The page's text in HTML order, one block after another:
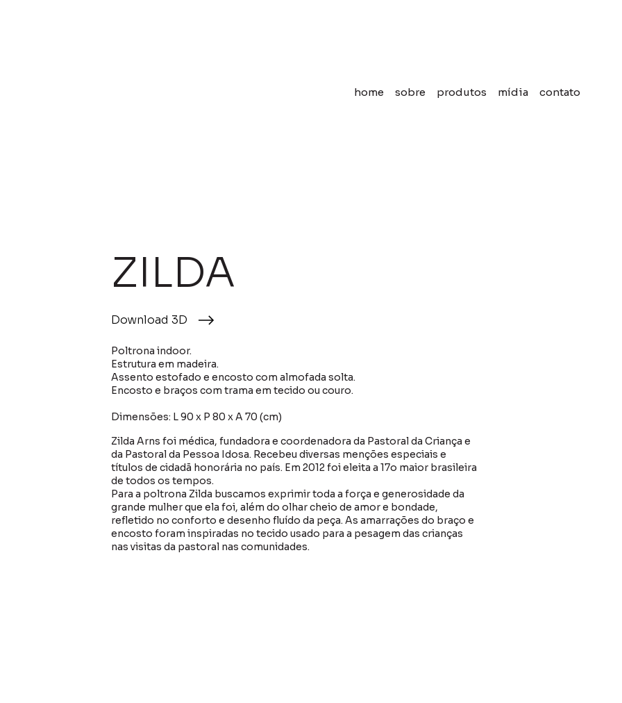
home sobre produtos mídia contato
ZILDA
Download 3D
Poltrona indoor.
Estrutura em madeira.
Assento estofado e encosto com almofada solta.
Encosto e braços com trama em tecido ou couro.
Dimensões: L 90 x P 80 x A 70 (cm)
Zilda Arns foi médica, fundadora e coordenadora da Pastoral da Criança e
da Pastoral da Pessoa Idosa. Recebeu diversas menções especiais e
títulos de cidadã honorária no país. Em 2012 foi eleita a 17o maior brasileira
de todos os tempos.
Para a poltrona Zilda buscamos exprimir toda a força e generosidade da
grande mulher que ela foi, além do olhar cheio de amor e bondade,
refletido no conforto e desenho fluído da peça. As amarrações do braço e
encosto foram inspiradas no tecido usado para a pesagem das crianças
nas visitas da pastoral nas comunidades.